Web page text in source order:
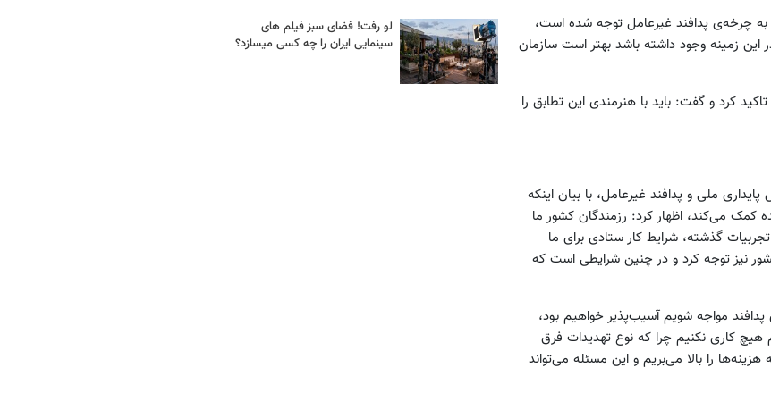
چرخه‌ی پدافند غیرعامل توجه شده است،
اگر کاستی در این زمینه وجود داشته باشد بهتر است سازمان
کرد و گفت: باید با هنرمندی این تطابق را
ملی و پدافند غیرعامل، با بیان اینکه
کمک می‌کند، اظهار کرد: رزمندگان کشور ما
گذشته، شرایط کار ستادی برای ما
نیز توجه کرد و در چنین شرایطی است که
پدافند مواجه شویم آسیب‌پذیر خواهیم بود،
کاری نکنیم چرا که نوع تهدیدات فرق
را بالا می‌بریم و این مسئله می‌تواند
لو رفت! فضای سبز فیلم های
سینمایی ایران را چه کسی میسازد؟